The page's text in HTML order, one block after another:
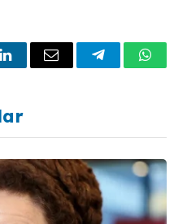
LinkedInEmail Telegram